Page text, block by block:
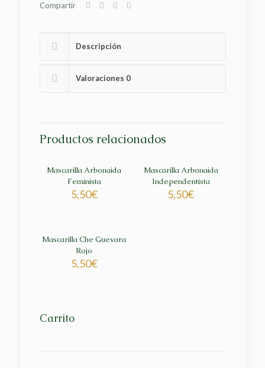
Compartir
Descripción
Valoraciones 0
Productos relacionados
Mascarilla Arbonaida
Feminista
5,50€
Mascarilla Arbonaida
Independentista
5,50€
Mascarilla Che Guevara
Rojo
5,50€
Carrito